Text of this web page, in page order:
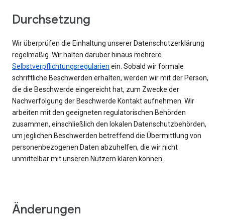
Durchsetzung
Wir überprüfen die Einhaltung unserer Datenschutzerklärung
regelmäßig. Wir halten darüber hinaus mehrere
Selbstverpflichtungsregularien ein. Sobald wir formale
schriftliche Beschwerden erhalten, werden wir mit der Person,
die die Beschwerde eingereicht hat, zum Zwecke der
Nachverfolgung der Beschwerde Kontakt aufnehmen. Wir
arbeiten mit den geeigneten regulatorischen Behörden
zusammen, einschließlich den lokalen Datenschutzbehörden,
um jeglichen Beschwerden betreffend die Übermittlung von
personenbezogenen Daten abzuhelfen, die wir nicht
unmittelbar mit unseren Nutzern klären können.
Änderungen